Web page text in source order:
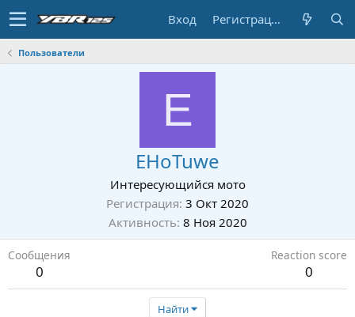
Вход Регистрация
Пользователи
E
EHoTuwe
Интересующийся мото
Регистрация 3 Окт 2020
Активность 8 Ноя 2020
Сообщения
0
Reaction score
0
Найти